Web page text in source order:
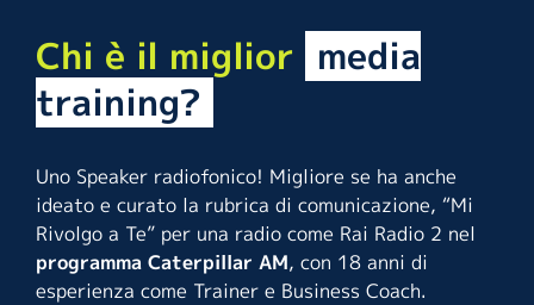
Chi è il miglior media
training?
Uno Speaker radiofonico! Migliore se ha anche
ideato e curato la rubrica di comunicazione, “Mi
Rivolgo a Te” per una radio come Rai Radio 2 nel
programma Caterpillar AM, con 18 anni di
esperienza come Trainer e Business Coach.